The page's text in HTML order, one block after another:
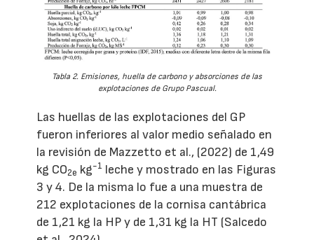
Tabla 2. Emisiones, huella de carbono y absorciones de las
explotaciones de Grupo Pascual.
Las huellas de las explotaciones del GP
fueron inferiores al valor medio señalado en
la revisión de Mazzetto et al., (2022) de 1,49
kg CO2e kg-1 leche y mostrado en las Figuras
3 y 4. De la misma lo fue a una muestra de
212 explotaciones de la cornisa cantábrica
de 1,21 kg la HP y de 1,31 kg la HT (Salcedo